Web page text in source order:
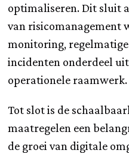
optimaliseren. Dit sluit
van risicomanagement
monitoring,
incidenten onderdeel
operationele raamwerk.
Tot slot is de
maatregelen een
de groei van digitale